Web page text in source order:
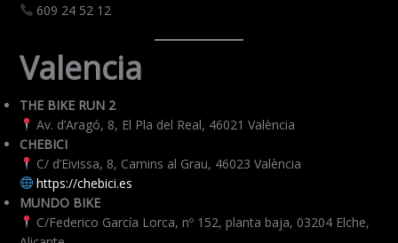
609 24 52 12
Valencia
THE BIKE RUN 2
Av. d’Aragó, 8, El Pla del Real, 46021 València
CHEBICI
C/ d’Eivissa, 8, Camins al Grau, 46023 València
https://chebici.es
MUNDO BIKE
C/Federico García Lorca, nº 152, planta baja, 03204 Elche,